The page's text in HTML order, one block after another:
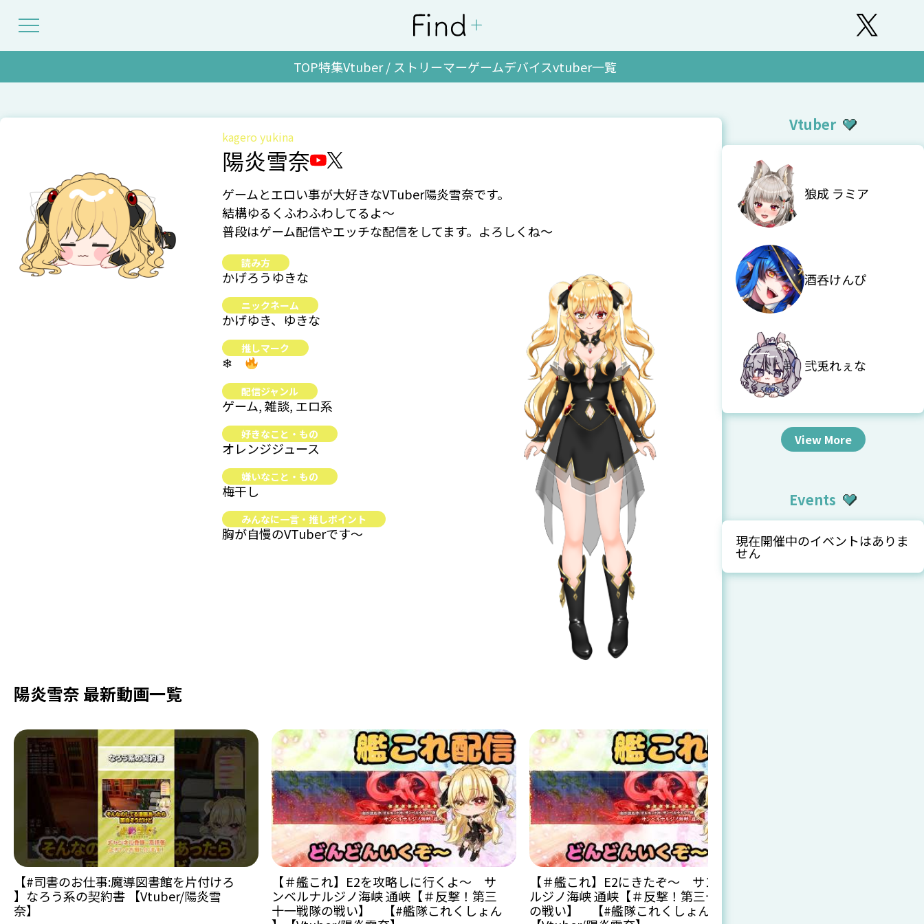
TOP特集Vtuber / ストリーマーゲームデバイスvtuber一覧
kagero yukina
陽炎雪奈
ゲームとエロい事が大好きなVTuber陽炎雪奈です。
結構ゆるくふわふわしてるよ～
普段はゲーム配信やエッチな配信をしてます。よろしくね～
読み方
かげろうゆきな
ニックネーム
かげゆき、ゆきな
推しマーク
❄
配信ジャンル
ゲーム, 雑談, エロ系
好きなこと・もの
オレンジジュース
嫌いなこと・もの
梅干し
みんなに一言・推しポイント
胸が自慢のVTuberです～
陽炎雪奈 最新動画一覧
【#司書のお仕事:魔導図書館を片付けろ
】なろう系の契約書 【Vtuber/陽炎雪
奈】
【＃艦これ】E2を攻略しに行くよ～ サ
ンベルナルジノ海峡 通峡【＃反撃！第三
十一戦隊の戦い】 【#艦隊これくしょん
【＃艦これ】E2にきたぞ～ サンベルナ
ルジノ海峡 通峡【＃反撃！第三十一戦隊
の戦い】 【#艦隊これくしょん 】
Vtuber
狼成 ラミア
酒呑けんぴ
弐兎れぇな
View More
Events
現在開催中のイベントはありま
せん